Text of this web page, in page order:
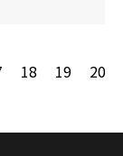
18 19 20